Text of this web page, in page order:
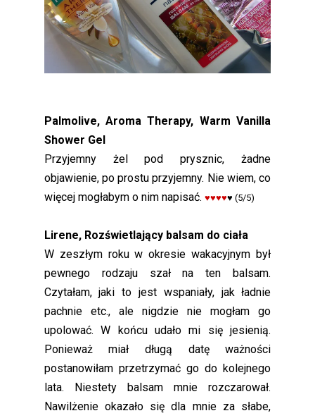
Palmolive, Aroma Therapy, Warm Vanilla
Shower Gel
Przyjemny żel pod prysznic, żadne
objawienie, po prostu przyjemny. Nie wiem, co
więcej mogłabym o nim napisać. ♥♥♥♥♥ (5/5)
Lirene, Rozświetlający balsam do ciała
W zeszłym roku w okresie wakacyjnym był
pewnego rodzaju szał na ten balsam.
Czytałam, jaki to jest wspaniały, jak ładnie
pachnie etc., ale nigdzie nie mogłam go
upolować. W końcu udało mi się jesienią.
Ponieważ miał długą datę ważności
postanowiłam przetrzymać go do kolejnego
lata. Niestety balsam mnie rozczarował.
Nawilżenie okazało się dla mnie za słabe,